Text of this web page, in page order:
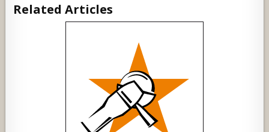
Related Articles